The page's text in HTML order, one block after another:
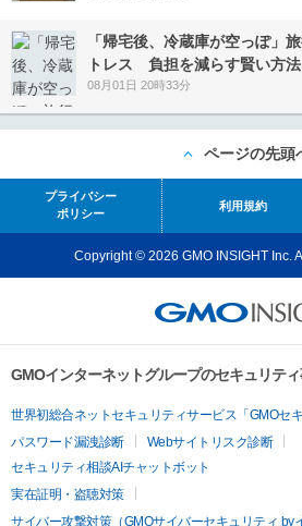
「帰宅後、冷蔵庫が空っぽ」
トレス 負担を減らす賢い方法
08月01日 20時33分
ページの先頭
プライバシー
ポリシー
利用規約
Copyright © 2026 GMO INSIGHT Inc.
GMOインターネットグループのセキュリテ
世界初総合ネットセキュリティサービス「GMOセキ
パスワード漏洩診断
Webサイトリスク診断
セキュリティ相談AIチャットボット
実在証明・盗聴対策
サイバー攻撃対策（GMOサイバーセキュリティ by